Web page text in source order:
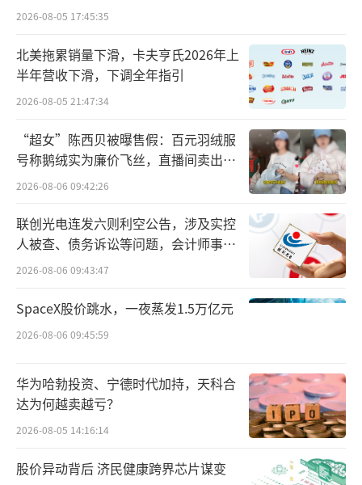
雀巢股价自2022年触及127瑞郎的高点以
来，已下跌逾40%。董事长保罗·薄凯在6月宣
布计划卸任董事长一职，前Inditex集团首席执
行官巴勃罗·伊斯拉（Pablo Isla）已被提名接
任。
傅乐宏上任仅一年就离开，给雀巢原本就
艰难的一年增添了不确定性，雀巢的核心业务
销售正在放缓。
过去数年，与许多消费品巨头一样，雀巢
的业绩受到需求疲软、原材料成本上升的压
力。公司提高了价格，以抵消部分销量下滑的
影响。
上半年，雀巢销售额为442.3亿瑞士法郎
（约合3934亿元人民币），有机增长2.9%。然
而，由于消费者抵制价格上涨，实际内部增长
（衡量销量增长的指标）下降了0.4%。净利润
2026-08-05 17:45:35
北美拖累销量下滑，卡夫亨氏2026年上
半年营收下滑，下调全年指引
2026-08-05 21:47:34
“超女”陈西贝被曝售假：百元羽绒服
号称鹅绒实为廉价飞丝，直播间卖出超
百万元
2026-08-06 09:42:26
联创光电连发六则利空公告，涉及实控
人被查、债务诉讼等问题，会计师事务
所曾出具“保留意见”
2026-08-06 09:43:47
SpaceX股价跳水，一夜蒸发1.5万亿元
2026-08-06 09:45:59
华为哈勃投资、宁德时代加持，天科合
达为何越卖越亏？
2026-08-05 14:16:14
股价异动背后 济民健康跨界芯片谋变